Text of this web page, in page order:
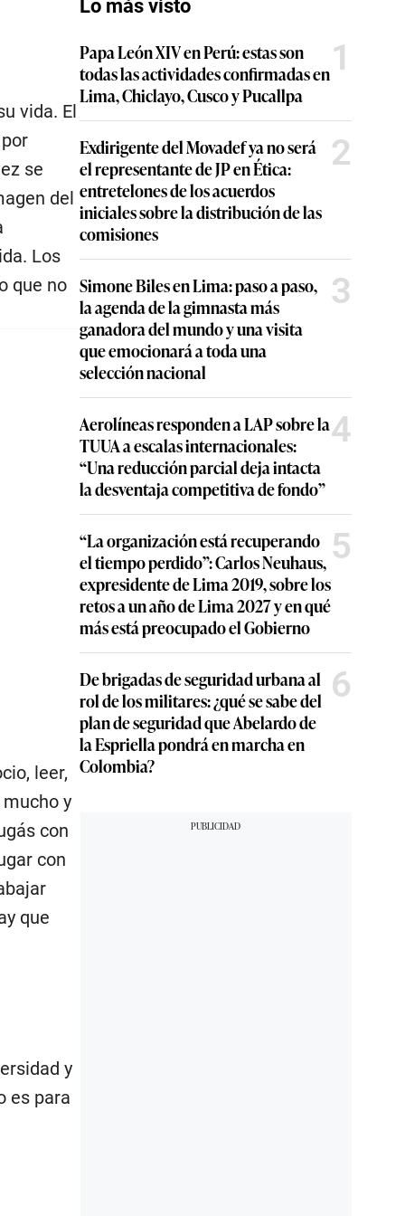
vida. El
se
del
Los
que no
leer,
y
con
con
que
y
es para
Lo más visto
Papa León XIV en Perú: estas son
todas las actividades confirmadas en
Lima, Chiclayo, Cusco y Pucallpa
1
Exdirigente del Movadef ya no será
el representante de JP en Ética:
entretelones de los acuerdos
iniciales sobre la distribución de las
comisiones
2
Simone Biles en Lima: paso a paso,
la agenda de la gimnasta más
ganadora del mundo y una visita
que emocionará a toda una
selección nacional
3
Aerolíneas responden a LAP sobre la
TUUA a escalas internacionales:
“Una reducción parcial deja intacta
la desventaja competitiva de fondo”
4
“La organización está recuperando
el tiempo perdido”: Carlos Neuhaus,
expresidente de Lima 2019, sobre los
retos a un año de Lima 2027 y en qué
más está preocupado el Gobierno
5
De brigadas de seguridad urbana al
rol de los militares: ¿qué se sabe del
plan de seguridad que Abelardo de
la Espriella pondrá en marcha en
Colombia?
6